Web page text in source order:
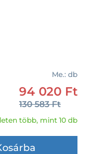
Me.: db
94 020 Ft
130 583 Ft
több, mint 10 db